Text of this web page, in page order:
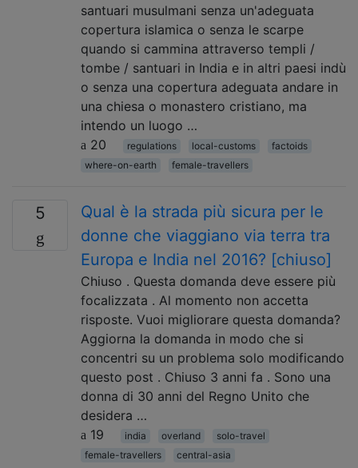
santuari musulmani senza un'adeguata
copertura islamica o senza le scarpe
quando si cammina attraverso templi /
tombe / santuari in India e in altri paesi indù
o senza una copertura adeguata andare in
una chiesa o monastero cristiano, ma
intendo un luogo …
20
regulations local-customs
factoids
where-on-earth
female-travellers
5
Qual è la strada più sicura per le
donne che viaggiano via terra tra
Europa e India nel 2016? [chiuso]
Chiuso . Questa domanda deve essere più
focalizzata . Al momento non accetta
risposte. Vuoi migliorare questa domanda?
Aggiorna la domanda in modo che si
concentri su un problema solo modificando
questo post . Chiuso 3 anni fa . Sono una
donna di 30 anni del Regno Unito che
desidera …
19
india overland
solo-travel
female-travellers
central-asia